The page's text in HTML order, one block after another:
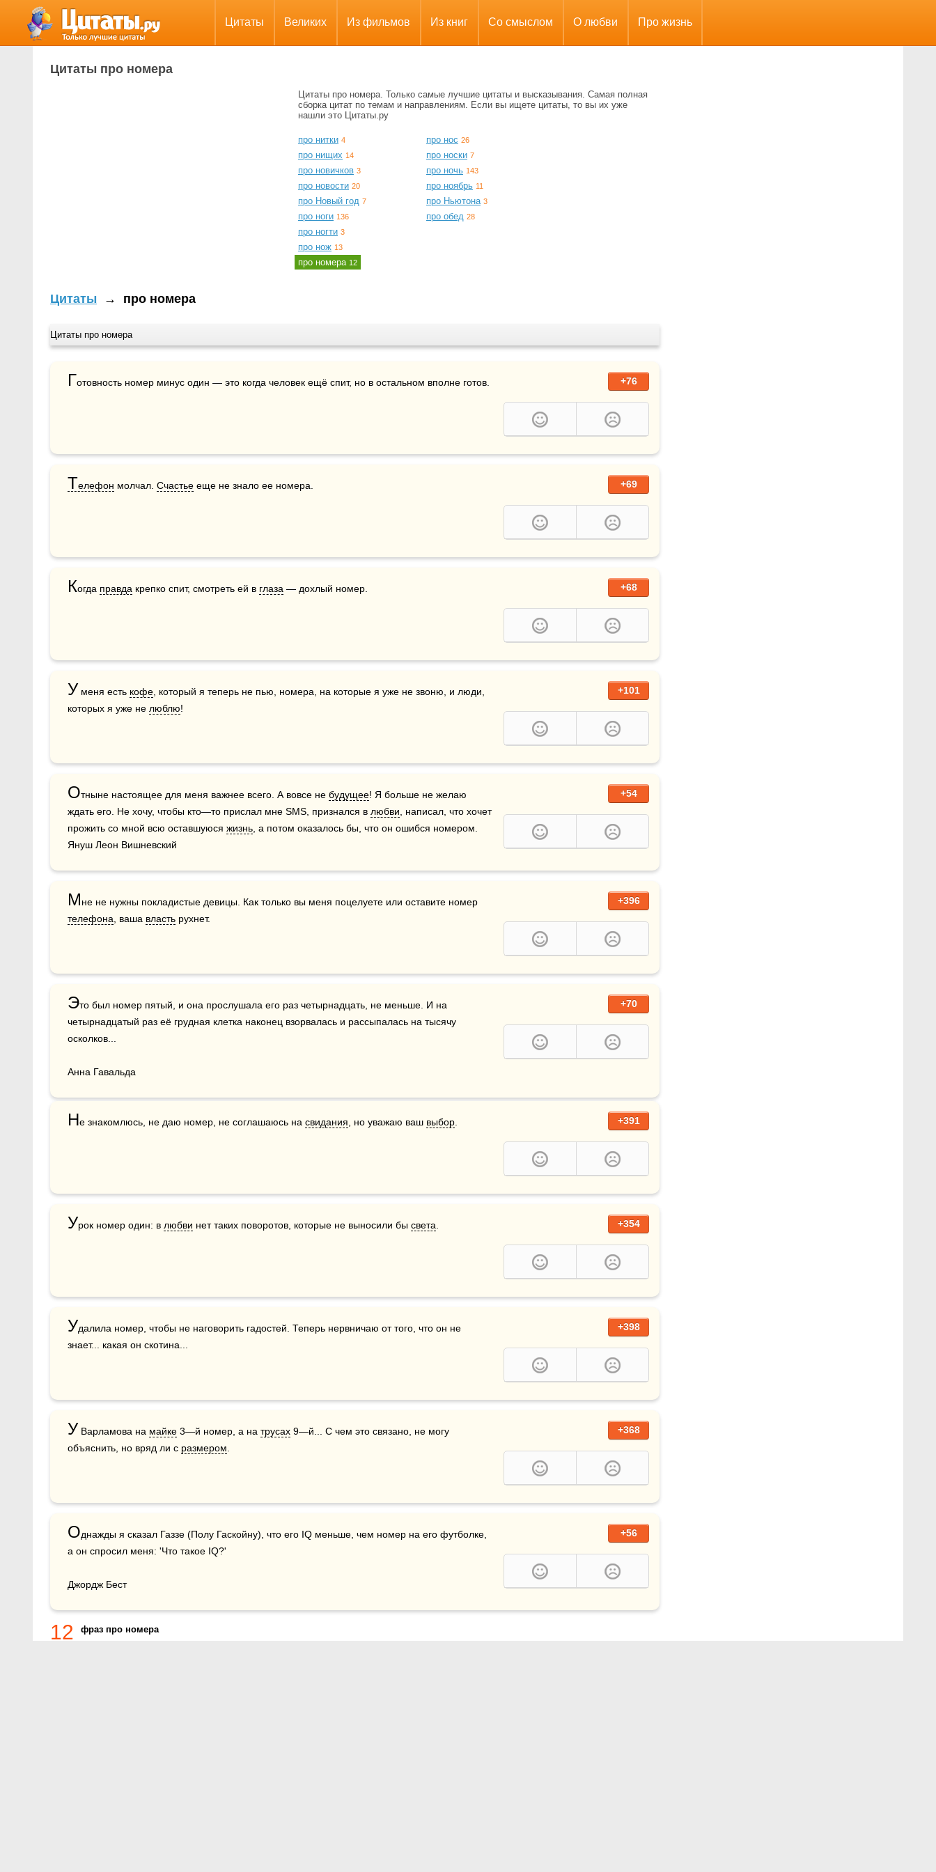
Цитаты Великих Из фильмов Из книг Со смыслом О любви Про жизнь
Цитаты про номера
Цитаты про номера. Только самые лучшие цитаты и высказывания. Самая полная
сборка цитат по темам и направлениям. Если вы ищете цитаты, то вы их уже
нашли это Цитаты.ру
про нитки 4
про нищих 14
про новичков 3
про новости 20
про Новый год 7
про ноги 136
про ногти 3
про нож 13
про номера 12
про нос 26
про носки 7
про ночь 143
про ноябрь 11
про Ньютона 3
про обед 28
Цитаты → про номера
Цитаты про номера
+76
Готовность номер минус один — это когда человек ещё спит, но в остальном вполне готов.
+69
Телефон молчал. Счастье еще не знало ее номера.
+68
Когда правда крепко спит, смотреть ей в глаза — дохлый номер.
+101
У меня есть кофе , который я теперь не пью, номера, на которые я уже не звоню, и люди,
которых я уже не люблю!
+54
Отныне настоящее для меня важнее всего. А вовсе не будущее! Я больше не желаю
ждать его. Не хочу, чтобы кто—то прислал мне SMS, признался в любви , написал, что хочет
прожить со мной всю оставшуюся жизнь , а потом оказалось бы, что он ошибся номером.
Януш Леон Вишневский
+396
М
телефона , ваша власть рухнет.
+70
Это был номер пятый, и она прослушала его раз четырнадцать, не меньше. И на
четырнадцатый раз её грудная клетка наконец взорвалась и рассыпалась на тысячу
осколков...
Анна Гавальда
+391
Не знакомлюсь, не даю номер, не соглашаюсь на свидания , но уважаю ваш выбор
+354
Урок номер один: в любви нет таких поворотов, которые не выносили бы света
+398
Удалила номер, чтобы не наговорить гадостей. Теперь нервничаю от того, что он не
знает... какая он скотина...
+368
У Варламова на майке 3—й номер, а на трусах 9—й... С чем это связано, не могу
объяснить, но вряд ли с размером
+56
Однажды я сказал Газзе (Полу Гаскойну), что его IQ меньше, чем номер на его футболке,
а он спросил меня: 'Что такое IQ?'
Джордж Бест
12 фраз про номера